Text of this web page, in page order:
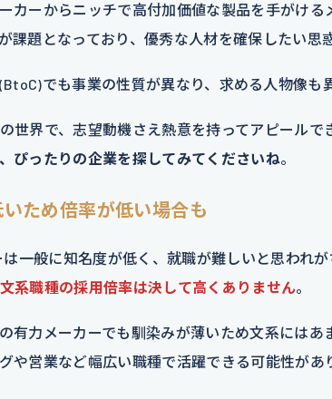
カーからニッチで高付加価値な製品を手がける
課題となっており、優秀な人材を確保したい思
でも事業の性質が異なり、求める人物像も
世界で、志望動機さえ熱意を持ってアピール
ぴったりの企業を探してみてくださいね。
ため倍率が低い場合も
一般に知名度が低く、就職が難しいと思われが
系職種の採用倍率は決して高くありません。
有力メーカーでも馴染みが薄いため文系には
や営業など幅広い職種で活躍できる可能性があ